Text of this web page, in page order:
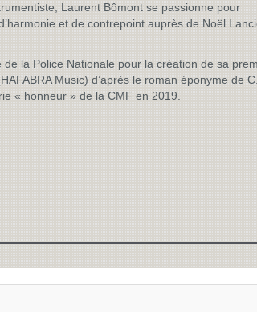
Laurent Bômont se passionne pour
et de contrepoint auprès de Noël
de la Police Nationale pour la création de sa
Music) d’après le roman éponyme de
« honneur » de la CMF en 2019.